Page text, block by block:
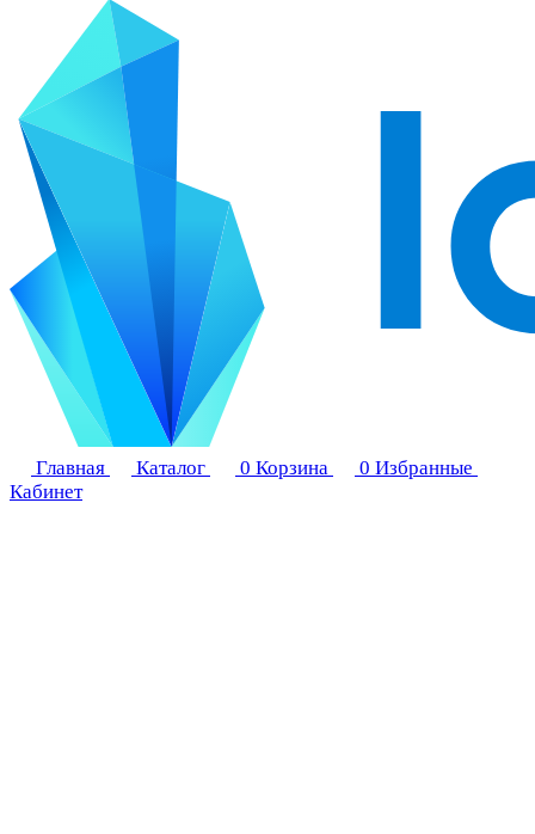
Главная Каталог 0 Корзина 0 Избранные
Кабинет